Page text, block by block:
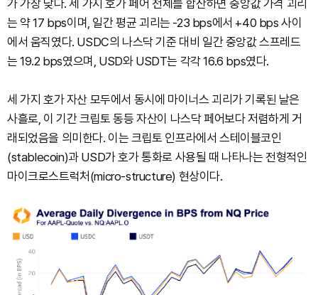
가 가장 낮다. 세 가지 호가 페어 전체를 합산하면 중앙값 가격 괴리
는 약 17 bps이며, 일간 평균 괴리는 -23 bps에서 +40 bps 사이
에서 움직였다. USDC의 나스닥 기준 대비 일간 중앙값 스프레드
는 19.2 bps였으며, USD와 USDT는 각각 16.6 bps였다.
세 가지 호가 자산 모두에서 동시에 마이너스 괴리가 기록된 날은
사흘로, 이 기간 크립토 동등 자산이 나스닥 페어보다 저렴하게 거
래되었음을 의미한다. 이는 크립토 인프라에서 스테이블코인
(stablecoin)과 USD가 호가 통화로 사용될 때 나타나는 전형적인
마이크로스트럭처(micro-structure) 현상이다.